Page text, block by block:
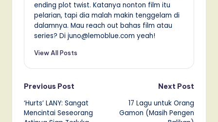
ending plot twist. Katanya nonton film itu
pelarian, tapi dia malah makin tenggelam di
dalamnya. Mau reach out bahas film atau
series? Di juno@lemoblue.com yeah!
View All Posts
Post
navigation
Previous Post
‘Hurts’ LANY: Sangat
Mencintai Seseorang
Next Post
17 Lagu untuk Orang
Gamon (Masih Pengen